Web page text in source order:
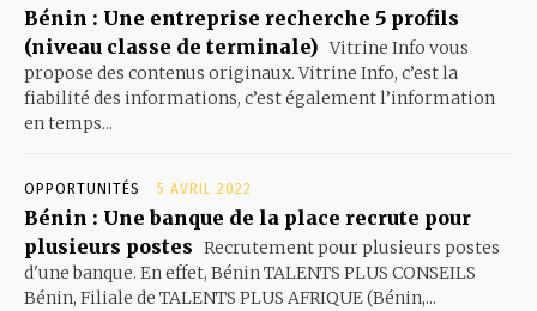
Bénin : Une entreprise recherche 5 profils
(niveau classe de terminale) Vitrine Info vous
propose des contenus originaux. Vitrine Info, c’est la
fiabilité des informations, c’est également l’information
en temps...
OPPORTUNITÉS 5 AVRIL 2022
Bénin : Une banque de la place recrute pour
plusieurs postes Recrutement pour plusieurs postes
d'une banque. En effet, Bénin TALENTS PLUS CONSEILS
Bénin, Filiale de TALENTS PLUS AFRIQUE (Bénin,...